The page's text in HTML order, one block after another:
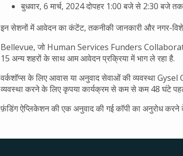
बुधवार, 6 मार्च, 2024 दोपहर 1:00 बजे से 2:30
इन सेशनों में आवेदन का कंटेंट, तकनीकी जानकारी और नगर-
Bellevue, जो Human Services Funders
15 अन्य शहरों के साथ आम आवेदन प्रक्रिया में भाग ले रहा है.
वर्कशॉप्स के लिए आवास या अनुवाद सेवाओं की व्यवस्था
व्यवस्था करने के लिए कृपया कार्यक्रम से कम से कम 48 घंटे
फ़ंडिंग ऐप्लिकेशन की एक अनुवाद की गई कॉपी का अनुरोध